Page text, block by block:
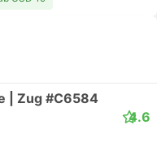
| Zug #C6584
4.6